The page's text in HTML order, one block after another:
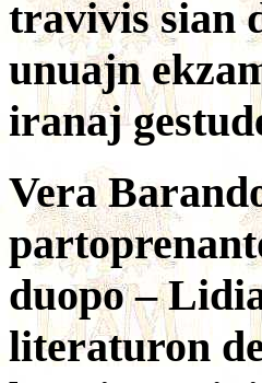
travivis sian
unuajn
iranaj
Vera
duopo –
literaturon